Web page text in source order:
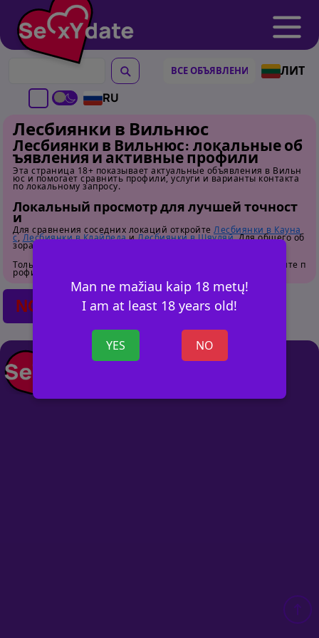
ЛИТ
RU
Man ne mažiau kaip 18 metų!
I am at least 18 years old!
YES NO
Лесбиянки в Вильнюс
Лесбиянки в Вильнюс: локальные об
ъявления и активные профили
Эта страница 18+ показывает актуальные объявления в Вильн
юс и помогает сравнить профили, услуги и варианты контакта
по локальному запросу.
Локальный просмотр для лучшей точност
и
Для сравнения соседних локаций откройте Лесбиянки в Кауна
с, Лесбиянки в КлайпедаиЛесбиянки в Шяуляй. Для общего об
зора перейдите на
Только для взрослых. Перед контактом внимательно изучайте п
рофили.
NO POSTS FOUND
+ ОБЪЯВ